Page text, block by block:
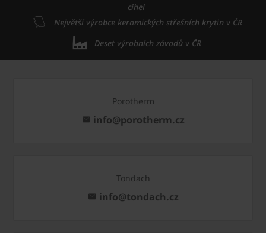
cihel
Největší výrobce keramických střešních krytin v ČR
Deset výrobních závodů v ČR
Porotherm
info@porotherm.cz
Tondach
info@tondach.cz